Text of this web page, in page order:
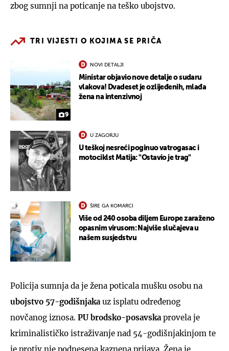
zbog sumnji na poticanje na teško ubojstvo.
TRI VIJESTI O KOJIMA SE PRIČA
9
NOVI DETALJI
Ministar objavio nove detalje o sudaru
vlakova! Dvadeset je ozlijeđenih, mlađa
žena na intenzivnoj
U ZAGORJU
U teškoj nesreći poginuo vatrogasac i
motociklst Matija: "Ostavio je trag"
ŠIRE GA KOMARCI
Više od 240 osoba diljem Europe zaraženo
opasnim virusom: Najviše slučajeva u
našem susjedstvu
Policija sumnja da je žena poticala mušku osobu na
ubojstvo 57-godišnjaka uz isplatu određenog
novčanog iznosa. PU brodsko-posavska provela je
kriminalističko istraživanje nad 54-godišnjakinjom te
je protiv nje podnesena kaznena prijava. Žena je